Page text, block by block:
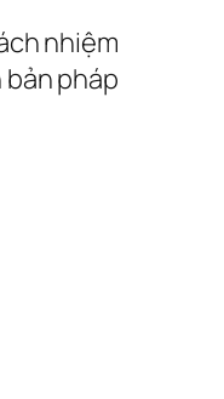
nhiệm
pháp